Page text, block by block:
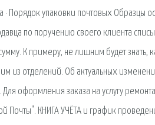
Порядок упаковки почтовых Образцы
по поручению своего клиента
К примеру, не лишним будет знать,
из отделений. Об актуальных
оформления заказа на услугу
Почты". КНИГА УЧЁТА и график